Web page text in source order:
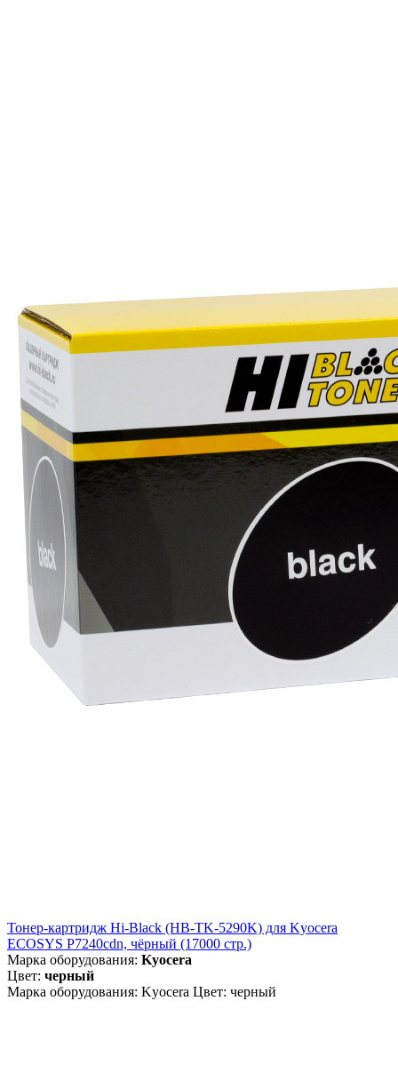
Тонер-картридж Hi-Black (HB-TK-5290K) для Kyocera
ECOSYS P7240cdn, чёрный (17000 стр.)
Марка оборудования: Kyocera
Цвет: черный
Марка оборудования: Kyocera Цвет: черный